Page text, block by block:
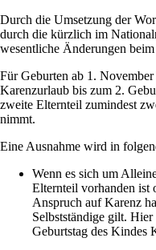
Durch die Umsetzung der
durch die kürzlich im
wesentliche Änderungen
Für Geburten ab 1.
Karenzurlaub bis zum 2.
zweite Elternteil zumindest
nimmt.
Eine Ausnahme wird in
Wenn es sich um
Elternteil vorhanden ist
Anspruch auf Karenz
Selbstständige gilt.
Geburtstag des Kindes